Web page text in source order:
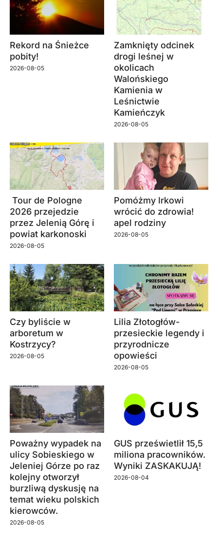
Rekord na Śnieżce
pobity!
2026-08-05
Zamknięty odcinek
drogi leśnej w
okolicach
Walońskiego
Kamienia w
Leśnictwie
Kamieńczyk
2026-08-05
Tour de Pologne
2026 przejedzie
przez Jelenią Górę i
powiat karkonoski
2026-08-05
Pomóżmy Irkowi
wrócić do zdrowia!
apel rodziny
2026-08-05
Czy byliście w
arboretum w
Kostrzycy?
2026-08-05
Lilia Złotogłów-
przesieckie legendy i
przyrodnicze
opowieści
2026-08-05
Poważny wypadek na
ulicy Sobieskiego w
Jeleniej Górze po raz
kolejny otworzył
burzliwą dyskusję na
temat wieku polskich
kierowców.
2026-08-05
GUS prześwietlił 15,5
miliona pracowników.
Wyniki ZASKAKUJĄ!
2026-08-04